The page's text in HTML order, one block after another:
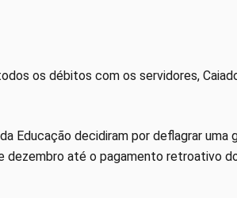
os débitos com os servidores,
Educação decidiram por deflagrar uma
dezembro até o pagamento retroativo